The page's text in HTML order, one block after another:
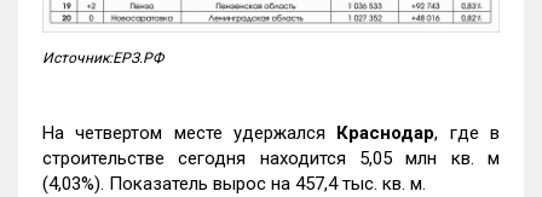
Источник:ЕРЗ.РФ
На четвертом месте удержался Краснодар, где в
строительстве сегодня находится 5,05 млн кв. м
(4,03%). Показатель вырос на 457,4 тыс. кв. м.